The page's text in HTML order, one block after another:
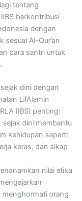
tentang
berkontribusi
dengan
sesuai Al-Qur’an
para santri untuk
dini dengan
Lil’Alamin
IIBS) penting:
sejak dini membantu
kehidupan seperti
keras, dan sikap
nilai etika
menghormati orang